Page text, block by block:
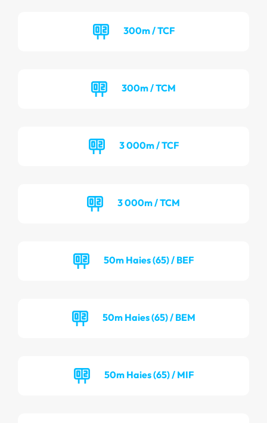
300m / TCF
300m / TCM
3 000m / TCF
3 000m / TCM
50m Haies (65) / BEF
50m Haies (65) / BEM
50m Haies (65) / MIF